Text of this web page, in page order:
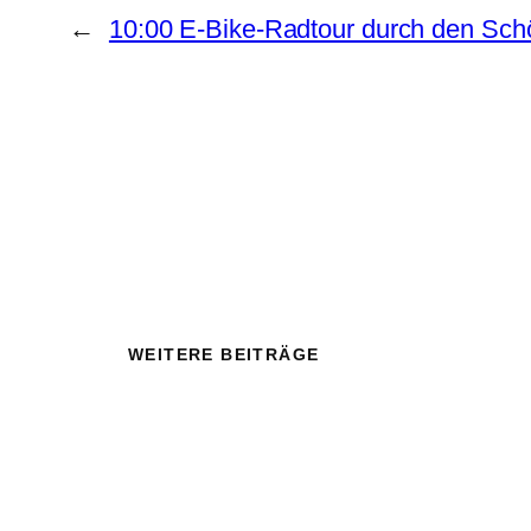
← 10:00 E-Bike-Radtour durch den
WEITERE BEITRÄGE